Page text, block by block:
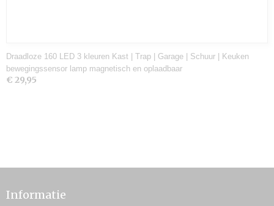
Draadloze 160 LED 3 kleuren Kast | Trap | Garage | Schuur | Keuken
bewegingssensor lamp magnetisch en oplaadbaar
€ 29,95
Informatie